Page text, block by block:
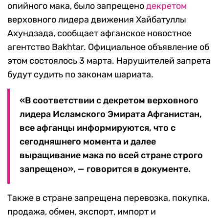
опийного мака, было запрещенодекретом
верховного лидера движения Хайбатуллы
Ахундзада, сообщает афганское новостное
агентство Bakhtar. Официальное объявление об
этом состоялось 3 марта. Нарушителей запрета
будут судить по законам шариата.
«В соответствии с декретом верховного
лидера Исламского Эмирата Афганистан,
все афганцы информируются, что с
сегодняшнего момента и далее
выращивание мака по всей стране строго
запрещено», — говорится в документе.
Также в стране запрещена перевозка, покупка,
продажа, обмен, экспорт, импорт и